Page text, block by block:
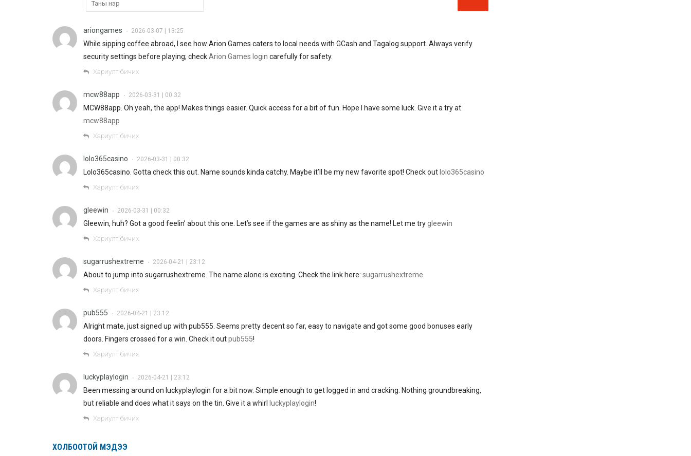
ariongames • 2026-03-07 | 13:25
While sipping coffee abroad, I see how Arion Games caters to local needs with GCash and Tagalog support. Always verify
security settings before playing; checkArion Games login carefully for safety.
Хариулт бичих
mcw88app • 2026-03-31 | 00:32
MCW88app. Oh yeah, the app! Makes things easier. Quick access for a bit of fun. Hope I have some luck. Give it a try at
mcw88app
Хариулт бичих
lolo365casino • 2026-03-31 | 00:32
Lolo365casino. Gotta check this out. Name sounds kinda catchy. Maybe it’ll be my new favorite spot! Check outlolo365casino
Хариулт бичих
gleewin • 2026-03-31 | 00:32
Gleewin, huh? Got a good feelin’ about this one. Let’s see if the games are as shiny as the name! Let me trygleewin
Хариулт бичих
sugarrushextreme • 2026-04-21 | 23:12
About to jump into sugarrushextreme. The name alone is exciting. Check the link here: sugarrushextreme
Хариулт бичих
pub555 • 2026-04-21 | 23:12
Alright mate, just signed up with pub555. Seems pretty decent so far, easy to navigate and got some good bonuses early
doors. Fingers crossed for a win. Check it outpub555!
Хариулт бичих
luckyplaylogin • 2026-04-21 | 23:12
Been messing around on luckyplaylogin for a bit now. Simple enough to get logged in and cracking. Nothing groundbreaking,
but reliable and does what it says on the tin. Give it a whirl luckyplaylogin!
Хариулт бичих
ХОЛБООТОЙ МЭДЭЭ